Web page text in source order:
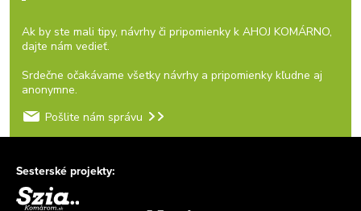
Ak by ste mali tipy, návrhy či pripomienky k AHOJ KOMÁRNO,
dajte nám vedieť.
Srdečne očakávame všetky návrhy a pripomienky kľudne aj
anonymne.
Pošlite nám správu
Sesterské projekty: